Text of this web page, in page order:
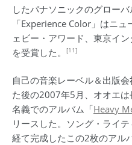
したパナソニックのグロー
「Experience Color」はニ
ェビー・アワード、東京イ
を受賞した。
[11]
自己の音楽レーベル＆出版会
た後の2007年5月、オオエ
名義でのアルバム「Heavy
リースした。ソング・ライ
経て完成したこの2枚のアル